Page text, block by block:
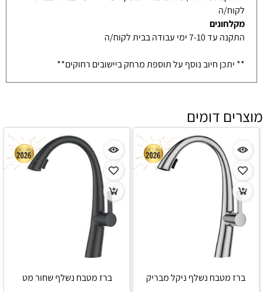
לקוח/ה
מקלחונים
התקנה עד 7-10 ימי עבודה בבית לקוח/ה
** יתכן חיוב נוסף על תוספת מרחק ביישובים רחוקים**
מוצרים דומים
ברז מטבח נשלף ניקל מבריק ברז מטבח נשלף שחור מט